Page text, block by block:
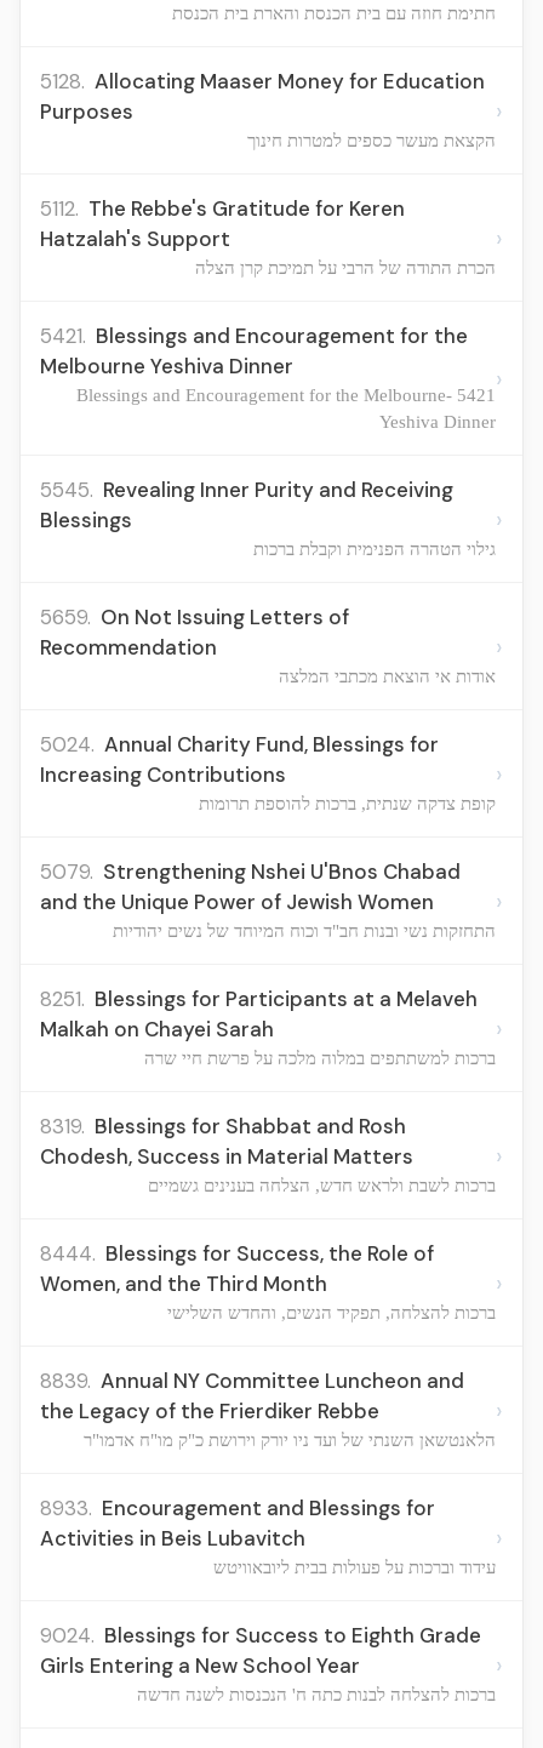
חתימת חוזה עם בית הכנסת והארת בית הכנסת
5128. Allocating Maaser Money for Education
Purposes
הקצאת מעשר כספים למטרות חינוך
›
5112. The Rebbe's Gratitude for Keren
Hatzalah's Support
הכרת התודה של הרבי על תמיכת קרן הצלה
›
5421. Blessings and Encouragement for the
Melbourne Yeshiva Dinner
5421 -Blessings and Encouragement for the Melbourne
Yeshiva Dinner
›
5545. Revealing Inner Purity and Receiving
Blessings
גילוי הטהרה הפנימית וקבלת ברכות
›
5659. On Not Issuing Letters of
Recommendation
אודות אי הוצאת מכתבי המלצה
›
5024. Annual Charity Fund, Blessings for
Increasing Contributions
קופת צדקה שנתית, ברכות להוספת תרומות
›
5079. Strengthening Nshei U'Bnos Chabad
and the Unique Power of Jewish Women
התחזקות נשי ובנות חב"ד וכוח המיוחד של נשים יהודיות
›
8251. Blessings for Participants at a Melaveh
Malkah on Chayei Sarah
ברכות למשתתפים במלוה מלכה על פרשת חיי שרה
›
8319. Blessings for Shabbat and Rosh
Chodesh, Success in Material Matters
ברכות לשבת ולראש חדש, הצלחה בענינים גשמיים
›
8444. Blessings for Success, the Role of
Women, and the Third Month
ברכות להצלחה, תפקיד הנשים, והחדש השלישי
›
8839. Annual NY Committee Luncheon and
the Legacy of the Frierdiker Rebbe
הלאנטשאן השנתי של ועד ניו יורק וירושת כ"ק מו"ח אדמו"ר
›
8933. Encouragement and Blessings for
Activities in Beis Lubavitch
עידוד וברכות על פעולות בבית ליובאוויטש
›
9024. Blessings for Success to Eighth Grade
Girls Entering a New School Year
ברכות להצלחה לבנות כתה ח' הנכנסות לשנה חדשה
›